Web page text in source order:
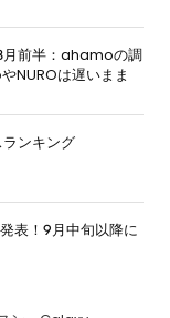
月前半：ahamoの調
NUROは遅いまま
ランキング
表！9月中旬以降に